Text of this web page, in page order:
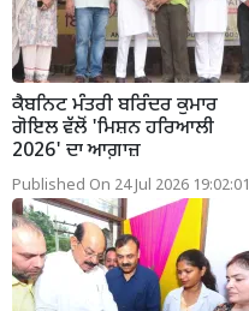
ਕੈਬਨਿਟ ਮੰਤਰੀ ਬਰਿੰਦਰ ਕੁਮਾਰ
ਗੋਇਲ ਵੱਲੋਂ 'ਮਿਸ਼ਨ ਹਰਿਆਲੀ
2026' ਦਾ ਆਗ਼ਾਜ਼
Published On 24 Jul 2026 19:02:01